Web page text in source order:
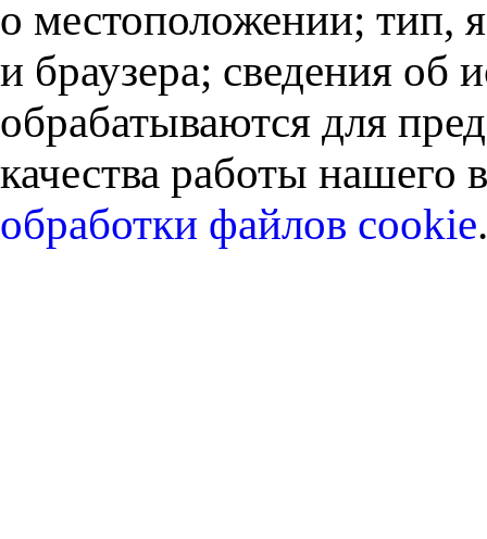
о местоположении; тип,
и браузера; сведения об
обрабатываются для
качества работы нашего
обработки файлов cookie.